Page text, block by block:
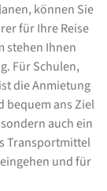
können Sie
für Ihre Reise
stehen Ihnen
Für Schulen,
die Anmietung
bequem ans Ziel
auch ein
Transportmittel
und für